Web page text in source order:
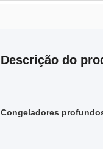
Descrição do
Congeladores